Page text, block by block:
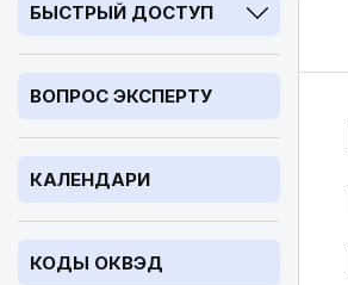
БЫСТРЫЙ ДОСТУП
ВОПРОС ЭКСПЕРТУ
КАЛЕНДАРИ
КОДЫ ОКВЭД